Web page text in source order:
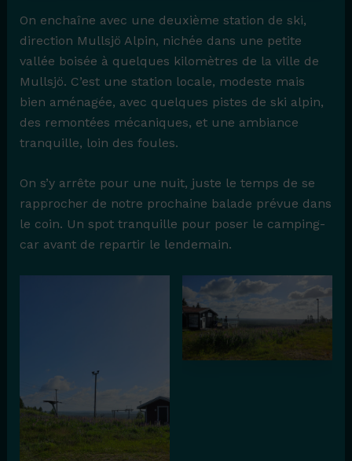
On enchaîne avec une deuxième station de ski,
direction Mullsjö Alpin, nichée dans une petite
vallée boisée à quelques kilomètres de la ville de
Mullsjö. C’est une station locale, modeste mais
bien aménagée, avec quelques pistes de ski alpin,
des remontées mécaniques, et une ambiance
tranquille, loin des foules.
On s’y arrête pour une nuit, juste le temps de se
rapprocher de notre prochaine balade prévue dans
le coin. Un spot tranquille pour poser le camping-
car avant de repartir le lendemain.